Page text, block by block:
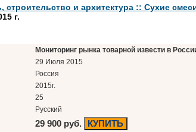
строительство и архитектура :: Сухие
г.
Мониторинг рынка товарной извести в
29 Июля 2015
Россия
2015г.
25
Русский
29 900 руб. КУПИТЬ